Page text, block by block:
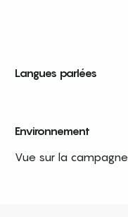
Langues parlées
Langues parlées
Environnement
Environnement
Vue sur la campagne